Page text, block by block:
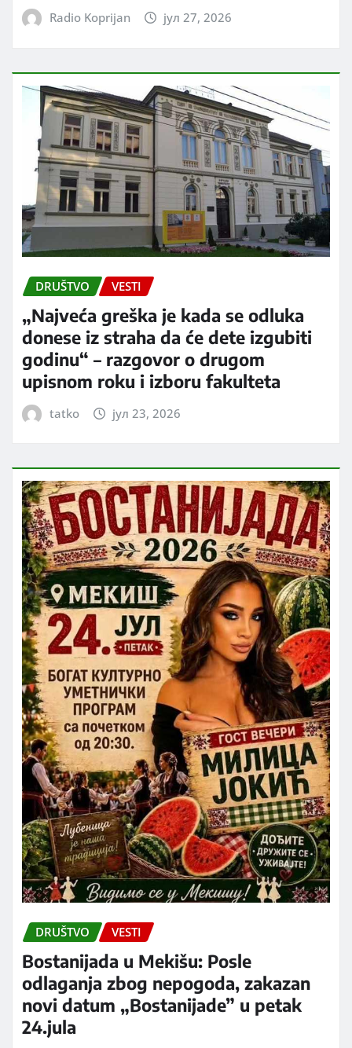
Radio Koprijan јул 27, 2026
DRUŠTVO VESTI
„Najveća greška je kada se odluka
donese iz straha da će dete izgubiti
godinu“ – razgovor o drugom
upisnom roku i izboru fakulteta
tatko јул 23, 2026
DRUŠTVO VESTI
Bostanijada u Mekišu: Posle
odlaganja zbog nepogoda, zakazan
novi datum „Bostanijade” u petak
24.jula